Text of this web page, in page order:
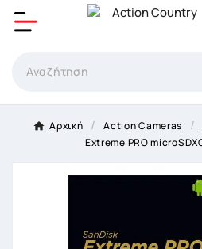
Αρχική Αction Cameras
Extreme PRO
Δημιουργία λίστα
Όνομα Λίστα επιθυμιτών
Ακύρωση